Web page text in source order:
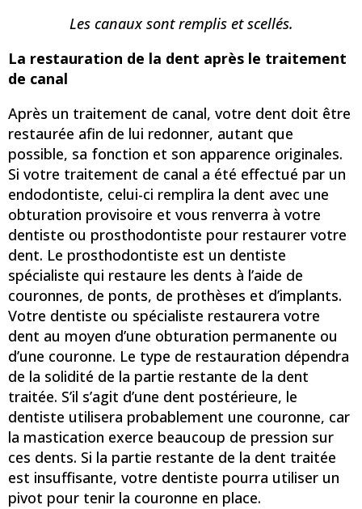
Les canaux sont remplis et scellés.
La restauration de la dent après le traitement
de canal
Après un traitement de canal, votre dent doit être
restaurée afin de lui redonner, autant que
possible, sa fonction et son apparence originales.
Si votre traitement de canal a été effectué par un
endodontiste, celui-ci remplira la dent avec une
obturation provisoire et vous renverra à votre
dentiste ou prosthodontiste pour restaurer votre
dent. Le prosthodontiste est un dentiste
spécialiste qui restaure les dents à l’aide de
couronnes, de ponts, de prothèses et d’implants.
Votre dentiste ou spécialiste restaurera votre
dent au moyen d’une obturation permanente ou
d’une couronne. Le type de restauration dépendra
de la solidité de la partie restante de la dent
traitée. S’il s’agit d’une dent postérieure, le
dentiste utilisera probablement une couronne, car
la mastication exerce beaucoup de pression sur
ces dents. Si la partie restante de la dent traitée
est insuffisante, votre dentiste pourra utiliser un
pivot pour tenir la couronne en place.